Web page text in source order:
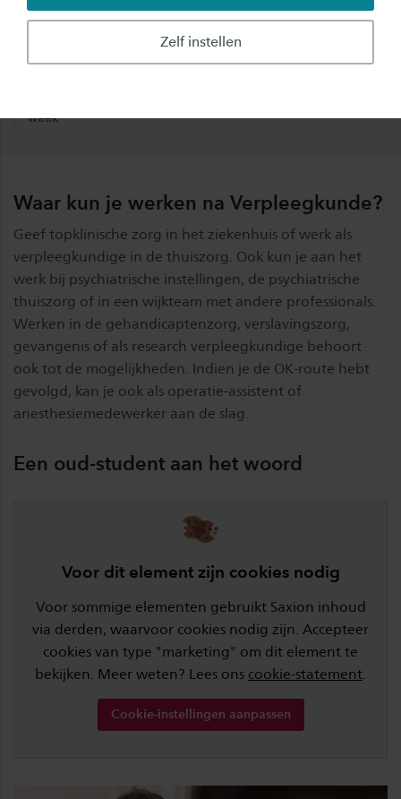
Zelf instellen
week
Waar kun je werken na Verpleegkunde?
Geef topklinische zorg in het ziekenhuis of werk als
verpleegkundige in de thuiszorg. Ook kun je aan het
werk bij psychiatrische instellingen, de psychiatrische
thuiszorg of in een wijkteam met andere professionals.
Werken in de gehandicaptenzorg, verslavingszorg,
gevangenis of als research verpleegkundige behoort
ook tot de mogelijkheden. Indien je de OK-route hebt
gevolgd, kan je ook als operatie-assistent of
anesthesiemedewerker aan de slag.
Een oud-student aan het woord
Voor dit element zijn cookies nodig
Voor sommige elementen gebruikt Saxion inhoud
via derden, waarvoor cookies nodig zijn. Accepteer
cookies van type "marketing" om dit element te
bekijken. Meer weten? Lees ons cookie-statement.
Cookie-instellingen aanpassen